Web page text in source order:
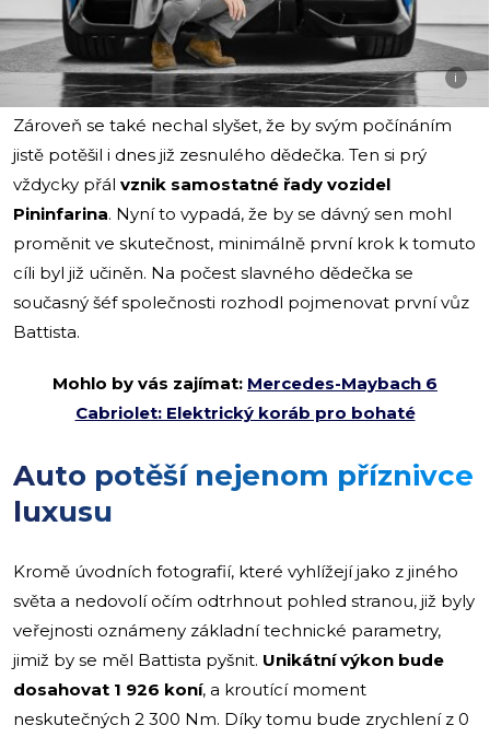
i
Zároveň se také nechal slyšet, že by svým počínáním
jistě potěšil i dnes již zesnulého dědečka. Ten si prý
vždycky přál vznik samostatné řady vozidel
Pininfarina. Nyní to vypadá, že by se dávný sen mohl
proměnit ve skutečnost, minimálně první krok k tomuto
cíli byl již učiněn. Na počest slavného dědečka se
současný šéf společnosti rozhodl pojmenovat první vůz
Battista.
Mohlo by vás zajímat: Mercedes-Maybach 6
Cabriolet: Elektrický koráb pro bohaté
Auto potěší nejenom příznivce
luxusu
Kromě úvodních fotografií, které vyhlížejí jako z jiného
světa a nedovolí očím odtrhnout pohled stranou, již byly
veřejnosti oznámeny základní technické parametry,
jimiž by se měl Battista pyšnit. Unikátní výkon bude
dosahovat 1 926 koní, a kroutící moment
neskutečných 2 300 Nm. Díky tomu bude zrychlení z 0